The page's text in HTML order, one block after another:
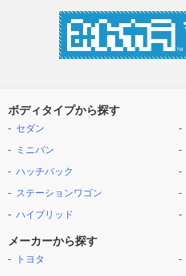
ボディタイプから探す
セダン
ミニバン
ハッチバック
ステーションワゴン
ハイブリッド
メーカーから探す
トヨタ